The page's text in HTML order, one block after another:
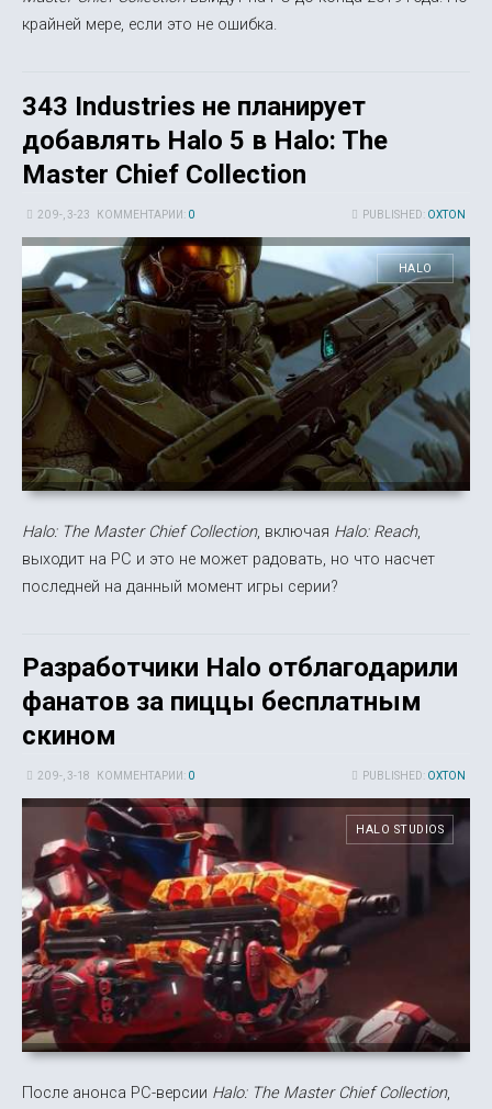
крайней мере, если это не ошибка.
343 Industries не планирует
добавлять Halo 5 в Halo: The
Master Chief Collection
PUBLISHED: OXTON
20 9-, 3-23 КОММЕНТАРИИ: 0
HALO
Halo: The Master Chief Collection, включая Halo: Reach,
выходит на PC и это не может радовать, но что насчет
последней на данный момент игры серии?
Разработчики Halo отблагодарили
фанатов за пиццы бесплатным
скином
PUBLISHED: OXTON
20 9-, 3-18 КОММЕНТАРИИ: 0
HALO STUDIOS
После анонса PC-версии Halo: The Master Chief Collection,